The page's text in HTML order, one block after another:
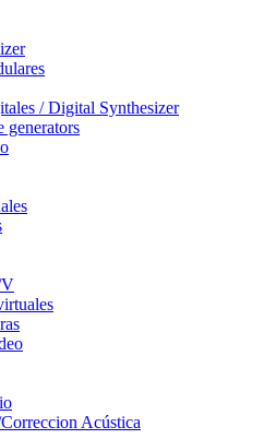
/ Digital Synthesizer
generators
V
Acústica